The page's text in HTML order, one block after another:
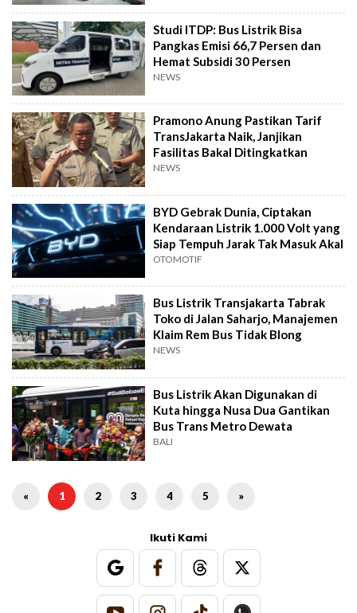
Studi ITDP: Bus Listrik Bisa
Pangkas Emisi 66,7 Persen dan
Hemat Subsidi 30 Persen
NEWS
Pramono Anung Pastikan Tarif
TransJakarta Naik, Janjikan
Fasilitas Bakal Ditingkatkan
NEWS
BYD Gebrak Dunia, Ciptakan
Kendaraan Listrik 1.000 Volt yang
Siap Tempuh Jarak Tak Masuk Akal
OTOMOTIF
Bus Listrik Transjakarta Tabrak
Toko di Jalan Saharjo, Manajemen
Klaim Rem Bus Tidak Blong
NEWS
Bus Listrik Akan Digunakan di
Kuta hingga Nusa Dua Gantikan
Bus Trans Metro Dewata
BALI
« 1 2 3 4 5 »
Ikuti Kami